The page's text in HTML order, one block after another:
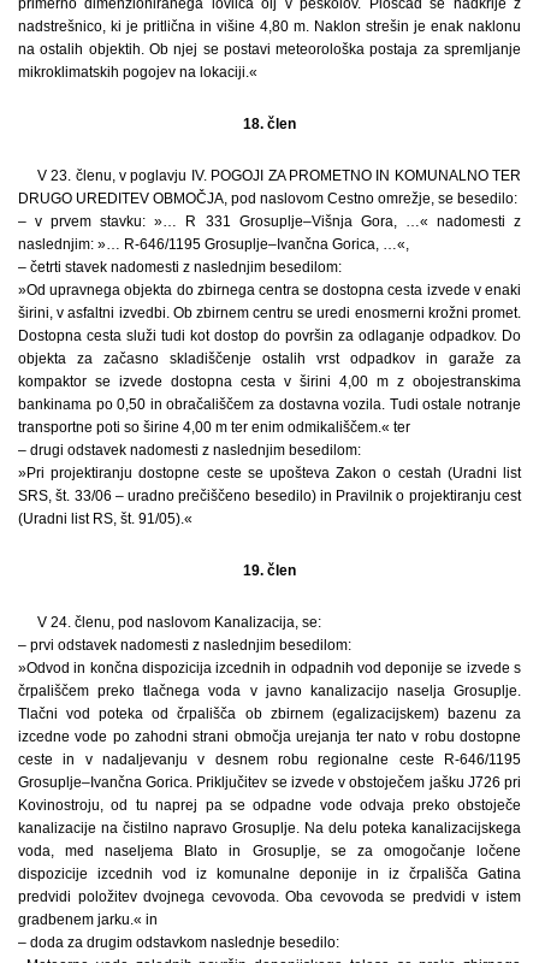
nadstrešnico, ki je pritlična in višine 4,80 m. Naklon strešin je enak naklonu
na ostalih objektih. Ob njej se postavi meteorološka postaja za spremljanje
mikroklimatskih pogojev na lokaciji.«
18. člen
V 23. členu, v poglavju IV. POGOJI ZA PROMETNO IN KOMUNALNO TER
DRUGO UREDITEV OBMOČJA, pod naslovom Cestno omrežje, se besedilo:
– v prvem stavku: »… R 331 Grosuplje–Višnja Gora, …« nadomesti z
naslednjim: »… R-646/1195 Grosuplje–Ivančna Gorica, …«,
– četrti stavek nadomesti z naslednjim besedilom:
»Od upravnega objekta do zbirnega centra se dostopna cesta izvede v enaki
širini, v asfaltni izvedbi. Ob zbirnem centru se uredi enosmerni krožni promet.
Dostopna cesta služi tudi kot dostop do površin za odlaganje odpadkov. Do
objekta za začasno skladiščenje ostalih vrst odpadkov in garaže za
kompaktor se izvede dostopna cesta v širini 4,00 m z obojestranskima
bankinama po 0,50 in obračališčem za dostavna vozila. Tudi ostale notranje
transportne poti so širine 4,00 m ter enim odmikališčem.« ter
– drugi odstavek nadomesti z naslednjim besedilom:
»Pri projektiranju dostopne ceste se upošteva Zakon o cestah (Uradni list
SRS, št. 33/06 – uradno prečiščeno besedilo) in Pravilnik o projektiranju cest
(Uradni list RS, št. 91/05).«
19. člen
V 24. členu, pod naslovom Kanalizacija, se:
– prvi odstavek nadomesti z naslednjim besedilom:
»Odvod in končna dispozicija izcednih in odpadnih vod deponije se izvede s
črpališčem preko tlačnega voda v javno kanalizacijo naselja Grosuplje.
Tlačni vod poteka od črpališča ob zbirnem (egalizacijskem) bazenu za
izcedne vode po zahodni strani območja urejanja ter nato v robu dostopne
ceste in v nadaljevanju v desnem robu regionalne ceste R-646/1195
Grosuplje–Ivančna Gorica. Priključitev se izvede v obstoječem jašku J726 pri
Kovinostroju, od tu naprej pa se odpadne vode odvaja preko obstoječe
kanalizacije na čistilno napravo Grosuplje. Na delu poteka kanalizacijskega
voda, med naseljema Blato in Grosuplje, se za omogočanje ločene
dispozicije izcednih vod iz komunalne deponije in iz črpališča Gatina
predvidi položitev dvojnega cevovoda. Oba cevovoda se predvidi v istem
gradbenem jarku.« in
– doda za drugim odstavkom naslednje besedilo: